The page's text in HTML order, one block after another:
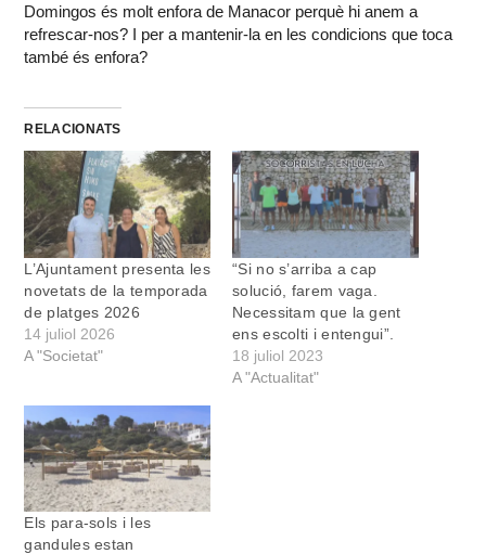
Domingos és molt enfora de Manacor perquè hi anem a
refrescar-nos? I per a mantenir-la en les condicions que toca
també és enfora?
RELACIONATS
L’Ajuntament presenta les
novetats de la temporada
de platges 2026
14 juliol 2026
A "Societat"
“Si no s’arriba a cap
solució, farem vaga.
Necessitam que la gent
ens escolti i entengui”.
18 juliol 2023
A "Actualitat"
Els para-sols i les
gandules estan